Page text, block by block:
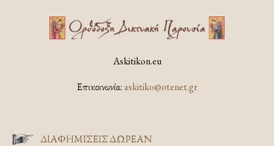
Askitikon.eu
Επικοινωνία:askitiko@otenet.gr
ΔΙΑΦΗΜΊΣΕΙΣ ΔΩΡΕΆΝ